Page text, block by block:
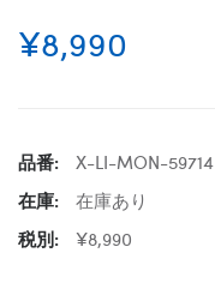
¥8,990
品番:
X-LI-MON-59714
在庫:
在庫あり
税別:
¥8,990